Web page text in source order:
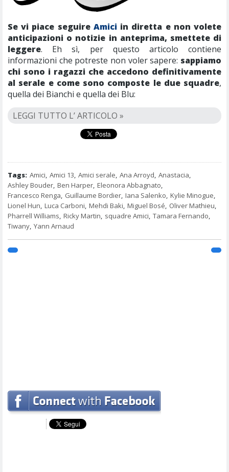
Se vi piace seguire Amiciin diretta e non volete
anticipazioni o notizie in anteprima, smettete di
leggere. Eh sì, per questo articolo contiene
informazioni che potreste non voler sapere: sappiamo
chi sono i ragazzi che accedono definitivamente
al serale e come sono composte le due squadre,
quella dei Bianchi e quella dei Blu:
LEGGI TUTTO L’ ARTICOLO »
Tags: Amici, Amici 13, Amici serale, Ana Arroyd, Anastacia,
Ashley Bouder, Ben Harper, Eleonora Abbagnato,
Francesco Renga, Guillaume Bordier, Iana Salenko, Kylie Minogue,
Lionel Hun, Luca Carboni, Mehdi Baki, Miguel Bosé, Oliver Mathieu,
Pharrell Williams, Ricky Martin, squadre Amici, Tamara Fernando,
Tiwany, Yann Arnaud